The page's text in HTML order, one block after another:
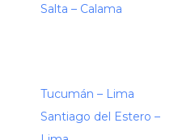
Salta – Calama
Tucumán – Lima
Santiago del Estero –